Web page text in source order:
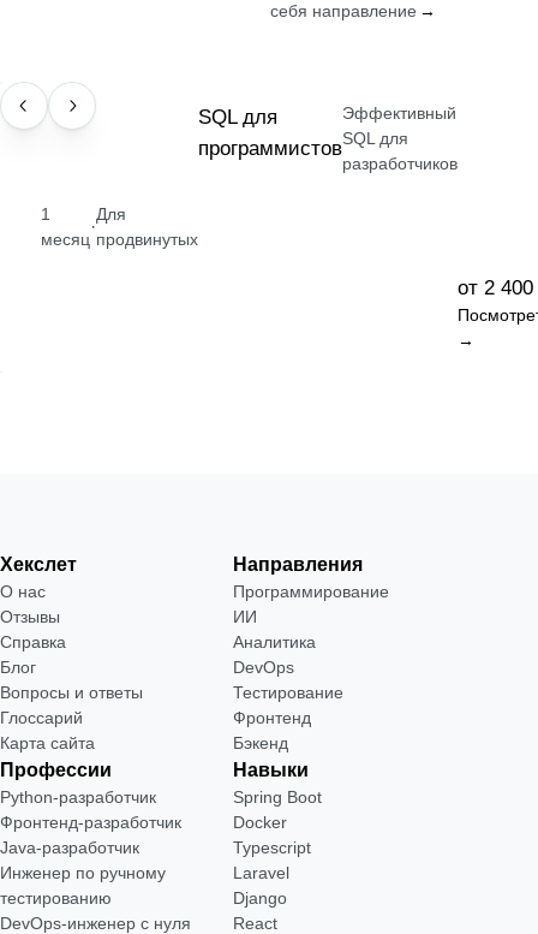
себя направление →
НАВЫК
1
месяц
·
Для
продвинутых
SQL для
программистов
Эффективный
SQL для
разработчиков
от 2
→
Хекслет
О нас
Отзывы
Справка
Блог
Вопросы и ответы
Глоссарий
Карта сайта
Направления
Программирование
ИИ
Аналитика
DevOps
Тестирование
Фронтенд
Бэкенд
Профессии
Python-разработчик
Фронтенд-разработчик
Java-разработчик
Инженер по ручному
тестированию
DevOps-инженер с нуля
Навыки
Spring Boot
Docker
Typescript
Laravel
Django
React